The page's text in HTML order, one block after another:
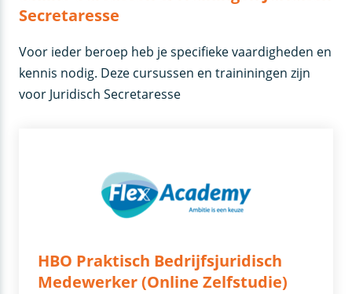
Secretaresse
Voor ieder beroep heb je specifieke vaardigheden en
kennis nodig. Deze cursussen en traininingen zijn
voor Juridisch Secretaresse
HBO Praktisch Bedrijfsjuridisch
Medewerker (Online Zelfstudie)